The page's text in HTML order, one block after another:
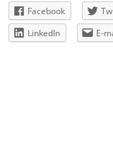
Facebook
LinkedIn
E-